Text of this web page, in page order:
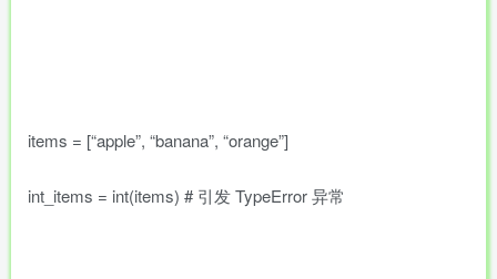
items = [“apple”, “banana”, “orange”]
int_items = int(items) # 引发 TypeError 异常